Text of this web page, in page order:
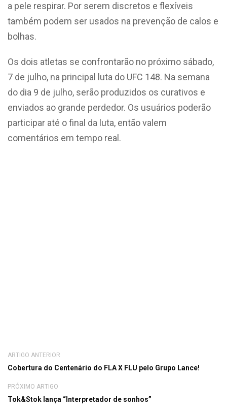
a pele respirar. Por serem discretos e flexíveis
também podem ser usados na prevenção de calos e
bolhas.
Os dois atletas se confrontarão no próximo sábado,
7 de julho, na principal luta do UFC 148. Na semana
do dia 9 de julho, serão produzidos os curativos e
enviados ao grande perdedor. Os usuários poderão
participar até o final da luta, então valem
comentários em tempo real.
ARTIGO ANTERIOR
Cobertura do Centenário do FLA X FLU pelo Grupo Lance!
PRÓXIMO ARTIGO
Tok&Stok lança “Interpretador de sonhos”